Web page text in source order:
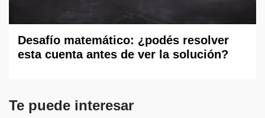
Desafío matemático: ¿podés resolver
esta cuenta antes de ver la solución?
Te puede interesar